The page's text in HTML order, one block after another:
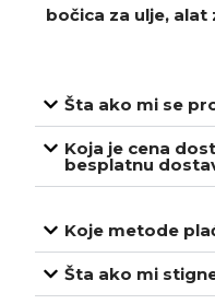
bočica za ulje,
Šta ako mi se
Koja je cena
besplatnu
Koje metode
Šta ako mi